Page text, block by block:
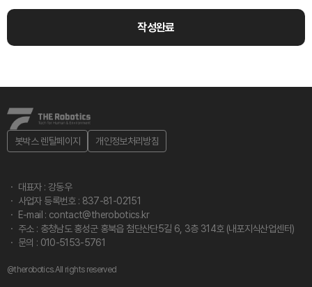
작성완료
봇박스 렌탈페이지 개인정보처리방침
대표자 : 강동우
사업자 등록번호 : 837-81-02151
E-mail : contact@therobotics.kr
주소 : 충청남도 홍성군 홍북읍 첨단산단5길 6, 3층 314호 (내포지식산업센터)
문의 : 010-5153-5761
@therobotics.All rights reserved